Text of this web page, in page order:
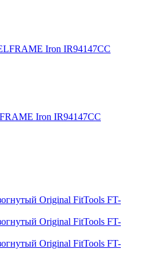
Iron IR94147CC